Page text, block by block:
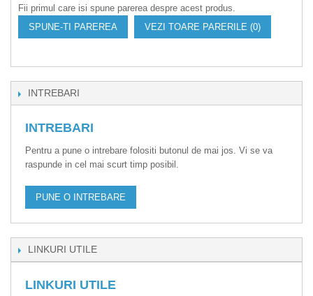
Fii primul care isi spune parerea despre acest produs.
SPUNE-TI PAREREA
VEZI TOARE PARERILE (0)
INTREBARI
INTREBARI
Pentru a pune o intrebare folositi butonul de mai jos. Vi se va
raspunde in cel mai scurt timp posibil.
PUNE O INTREBARE
LINKURI UTILE
LINKURI UTILE